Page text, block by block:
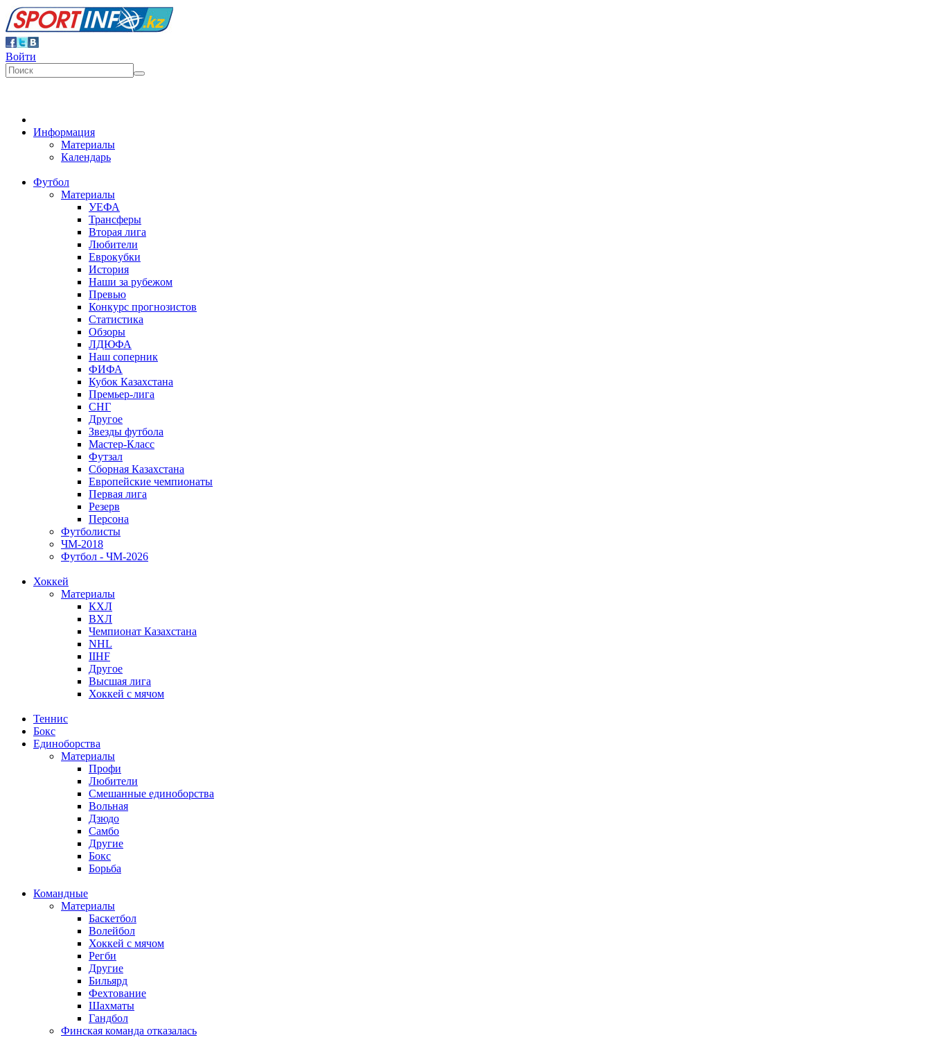
Войти
Информация
Материалы
Календарь
Футбол
Материалы
УЕФА
Трансферы
Вторая лига
Любители
Еврокубки
История
Наши за рубежом
Превью
Конкурс прогнозистов
Статистика
Обзоры
ЛДЮФА
Наш соперник
ФИФА
Кубок Казахстана
Премьер-лига
СНГ
Другое
Звезды футбола
Мастер-Класс
Футзал
Сборная Казахстана
Европейские чемпионаты
Первая лига
Резерв
Персона
Футболисты
ЧМ-2018
Футбол - ЧМ-2026
Хоккей
Материалы
КХЛ
ВХЛ
Чемпионат Казахстана
NHL
IIHF
Другое
Высшая лига
Хоккей с мячом
Теннис
Бокс
Единоборства
Материалы
Профи
Любители
Смешанные единоборства
Вольная
Дзюдо
Самбо
Другие
Бокс
Борьба
Командные
Материалы
Баскетбол
Волейбол
Хоккей с мячом
Регби
Другие
Бильярд
Фехтование
Шахматы
Гандбол
Финская команда отказалась